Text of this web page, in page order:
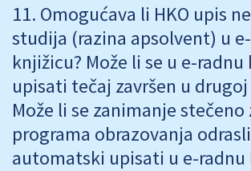
Omogućava li HKO upis
studija (razina apsolvent) u
knjižicu? Može li se u e-
upisati tečaj završen u drugoj
Može li se zanimanje
programa obrazovanja
automatski upisati u e-radnu